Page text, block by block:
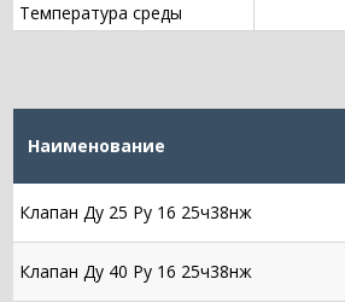
Температура среды
Наименование
Клапан Ду 25 Ру 16 25ч38нж
Клапан Ду 40 Ру 16 25ч38нж